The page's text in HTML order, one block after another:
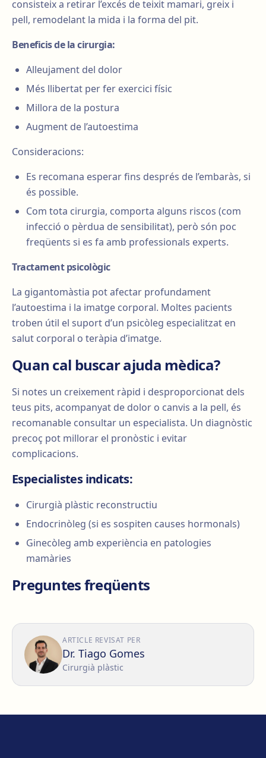
consisteix a retirar l’excés de teixit mamari, greix i
pell, remodelant la mida i la forma del pit.
Beneficis de la cirurgia:
Alleujament del dolor
Més llibertat per fer exercici físic
Millora de la postura
Augment de l’autoestima
Consideracions:
Es recomana esperar fins després de l’embaràs, si
és possible.
Com tota cirurgia, comporta alguns riscos (com
infecció o pèrdua de sensibilitat), però són poc
freqüents si es fa amb professionals experts.
Tractament psicològic
La gigantomàstia pot afectar profundament
l’autoestima i la imatge corporal. Moltes pacients
troben útil el suport d’un psicòleg especialitzat en
salut corporal o teràpia d’imatge.
Quan cal buscar ajuda mèdica?
Si notes un creixement ràpid i desproporcionat dels
teus pits, acompanyat de dolor o canvis a la pell, és
recomanable consultar un especialista. Un diagnòstic
precoç pot millorar el pronòstic i evitar
complicacions.
Especialistes indicats:
Cirurgià plàstic reconstructiu
Endocrinòleg (si es sospiten causes hormonals)
Ginecòleg amb experiència en patologies
mamàries
Preguntes freqüents
ARTICLE REVISAT PER
Dr. Tiago Gomes
Cirurgià plàstic